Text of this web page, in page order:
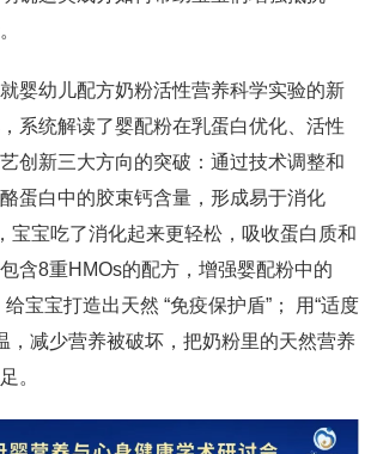
婴幼儿配方奶粉活性营养科学实验的新
系统解读了婴配粉在乳蛋白优化、活性
创新三大方向的突破：通过技术调整和
蛋白中的胶束钙含量，形成易于消化
宝宝吃了消化起来更轻松，吸收蛋白质和
含8重HMOs的配方，增强婴配粉中的
宝宝打造出天然 “免疫保护盾”； 用“适度
，减少营养被破坏，把奶粉里的天然营养
。